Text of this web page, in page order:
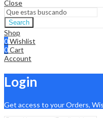
Close
Search
Shop
0Wishlist
0Cart
Account
Login
Get access to your Orders,